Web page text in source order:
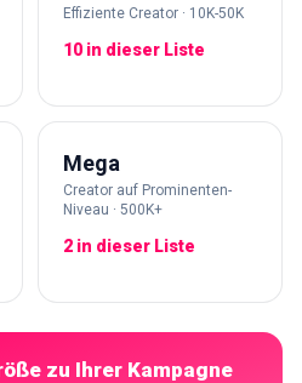
Effiziente Creator · 10K-50K
10 in dieser Liste
Mega
Creator auf Prominenten-
Niveau · 500K+
2 in dieser Liste
zu Ihrer Kampagne